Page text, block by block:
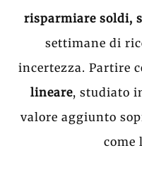
risparmiare soldi,
settimane di
incertezza. Partire
lineare, studiato
valore aggiunto
come